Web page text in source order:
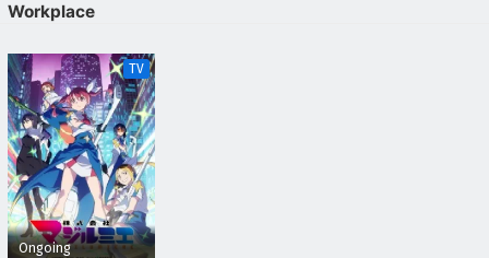
Workplace
TV
Ongoing